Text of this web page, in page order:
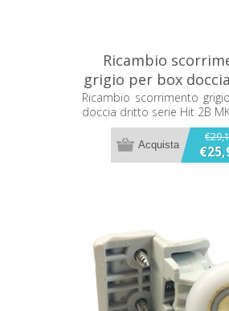
Ricambio
grigio per box
serie Hit 2B
Ricambio scorrimento
doccia dritto serie Hit 2B